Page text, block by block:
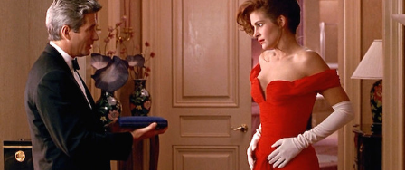
Sport
Mondiali calcio 2026
PODCAST
NEWSLETTER